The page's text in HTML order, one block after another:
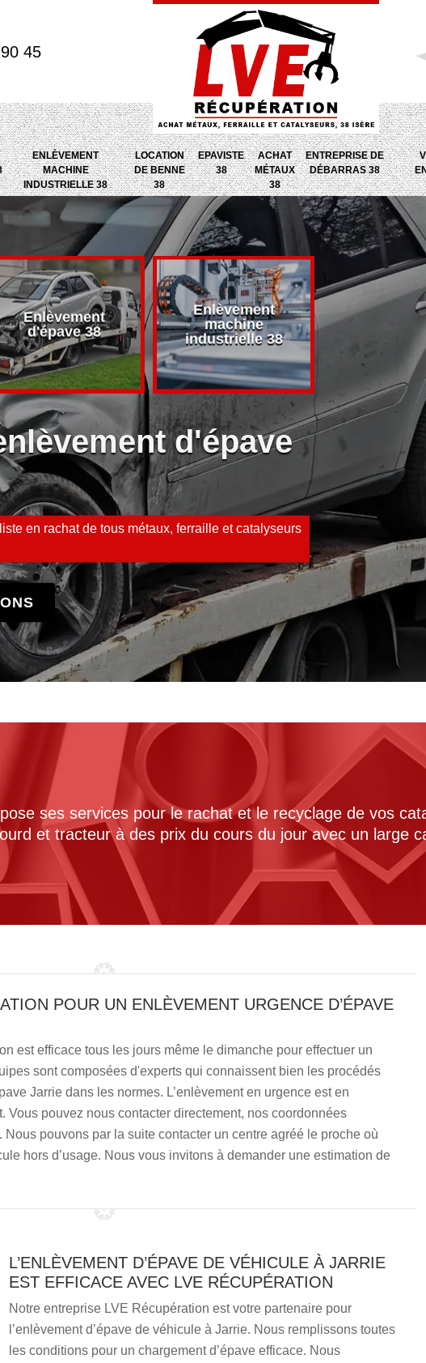
45
ENLÈVEMENT
MACHINE
INDUSTRIELLE 38
LOCATION
DE BENNE
38
EPAVISTE
38
ACHAT
MÉTAUX
38
ENTREPRISE DE
DÉBARRAS 38
Enlèvement
d'épave 38
Enlèvement
machine
industrielle 38
débarras
d'épave
en rachat de tous métaux, ferraille et catalyseurs
ses services pour le rachat et le recyclage de vos
et tracteur à des prix du cours du jour avec un large
POUR UN ENLÈVEMENT URGENCE D’ÉPAVE
est efficace tous les jours même le dimanche pour effectuer un
sont composées d'experts qui connaissent bien les procédés
Jarrie dans les normes. L’enlèvement en urgence est en
Vous pouvez nous contacter directement, nos coordonnées
pouvons par la suite contacter un centre agréé le proche où
hors d’usage. Nous vous invitons à demander une estimation de
L’ENLÈVEMENT D’ÉPAVE DE VÉHICULE À JARRIE
EST EFFICACE AVEC LVE RÉCUPÉRATION
Notre entreprise LVE Récupération est votre partenaire pour
l’enlèvement d’épave de véhicule à Jarrie. Nous remplissons toutes
les conditions pour un chargement d’épave efficace. Nous